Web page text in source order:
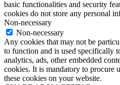
basic functionalities and security
cookies do not store any personal
Non-necessary
Non-necessary
Any cookies that may not be
to function and is used specifically
analytics, ads, other embedded
cookies. It is mandatory to procure
these cookies on your website.